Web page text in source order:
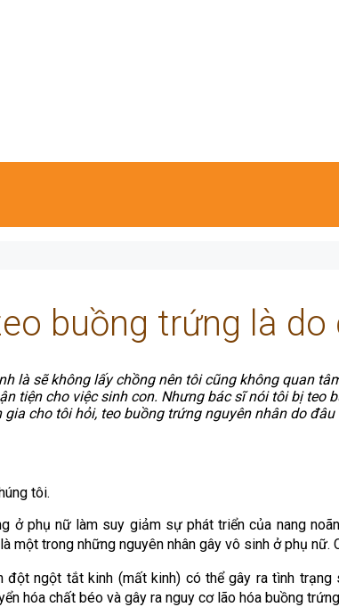
buồng trứng là do
là sẽ không lấy chồng nên tôi cũng không quan
tiện cho việc sinh con. Nhưng bác sĩ nói tôi bị teo
cho tôi hỏi, teo buồng trứng nguyên nhân do
tôi.
ở phụ nữ làm suy giảm sự phát triển của nang
trong những nguyên nhân gây vô sinh ở phụ nữ.
ngột tắt kinh (mất kinh) có thể gây ra tình
hóa chất béo và gây ra nguy cơ lão hóa buồng